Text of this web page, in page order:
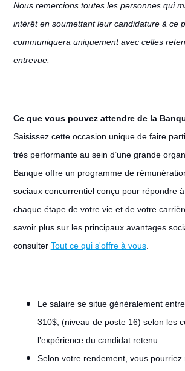
Nous remercions toutes les personnes qui
intérêt en soumettant leur candidature à ce
communiquera uniquement avec celles
entrevue.
Ce que vous pouvez attendre de la
Saisissez cette occasion unique de faire
très performante au sein d’une grande
Banque offre un programme de
sociaux concurrentiel conçu pour répondre
chaque étape de votre vie et de votre
savoir plus sur les principaux avantages
consulter Tout ce qui s'offre à vous.
Le salaire se situe généralement
310$, (niveau de poste 16) selon les
l’expérience du candidat retenu.
Selon votre rendement, vous pourriez